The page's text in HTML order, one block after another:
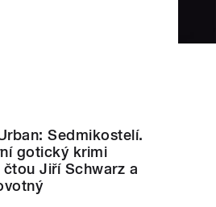
Sedmikostelí.
gotický krimi
čtou Jiří Schwarz a